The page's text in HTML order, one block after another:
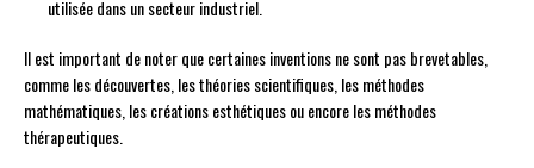
utilisée dans un secteur industriel.
Il est important de noter que certaines inventions ne sont pas brevetables,
comme les découvertes, les théories scientifiques, les méthodes
mathématiques, les créations esthétiques ou encore les méthodes
thérapeutiques.